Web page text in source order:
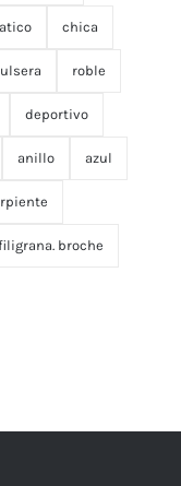
chica
roble
deportivo
anillo azul
broche